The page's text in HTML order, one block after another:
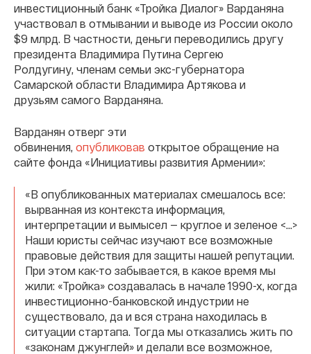
инвестиционный банк «Тройка Диалог» Варданяна
участвовал в отмывании и выводе из России около
$9 млрд. В частности, деньги переводились другу
президента Владимира Путина Сергею
Ролдугину, членам семьи экс-губернатора
Самарской области Владимира Артякова и
друзьям самого Варданяна.
Варданян отверг эти
обвинения, опубликовав открытое обращение на
сайте фонда «Инициативы развития Армении»:
«В опубликованных материалах смешалось все:
вырванная из контекста информация,
интерпретации и вымысел — круглое и зеленое <...>
Наши юристы сейчас изучают все возможные
правовые действия для защиты нашей репутации.
При этом как-то забывается, в какое время мы
жили: «Тройка» создавалась в начале 1990-х, когда
инвестиционно-банковской индустрии не
существовало, да и вся страна находилась в
ситуации стартапа. Тогда мы отказались жить по
«законам джунглей» и делали все возможное,